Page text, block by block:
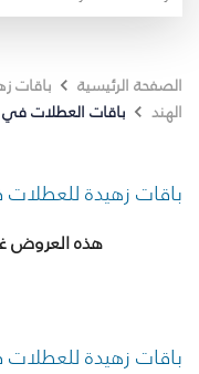
الصفحة الرئيسية باقات
الهند
باقات العطلات في
باقات زهيدة
هذه العروض
باقات زهيدة